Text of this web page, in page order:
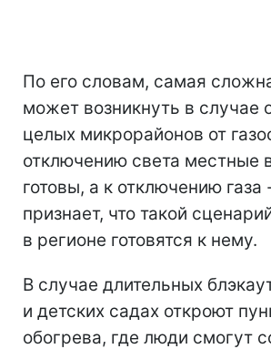
По его словам, самая
может возникнуть в случае
целых микрорайонов от
отключению света местные
готовы, а к отключению газа
признает, что такой
в регионе готовятся к нему.
В случае длительных
и детских садах откроют
обогрева, где люди смогут